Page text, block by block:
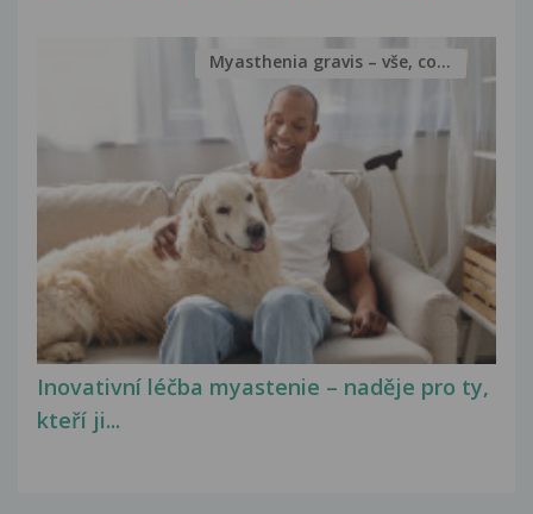
Inovativní léčba myastenie – naděje pro ty,
kteří ji...
Myasthenia gravis – vše, co...